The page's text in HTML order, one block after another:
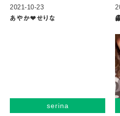
2021-10-23
あやか❤︎せりな
serina